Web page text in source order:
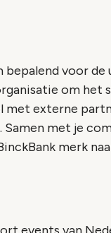
voor de
om het
met externe
met je
merk